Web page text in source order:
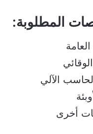
المطلوبة:
الآلي
أخرى